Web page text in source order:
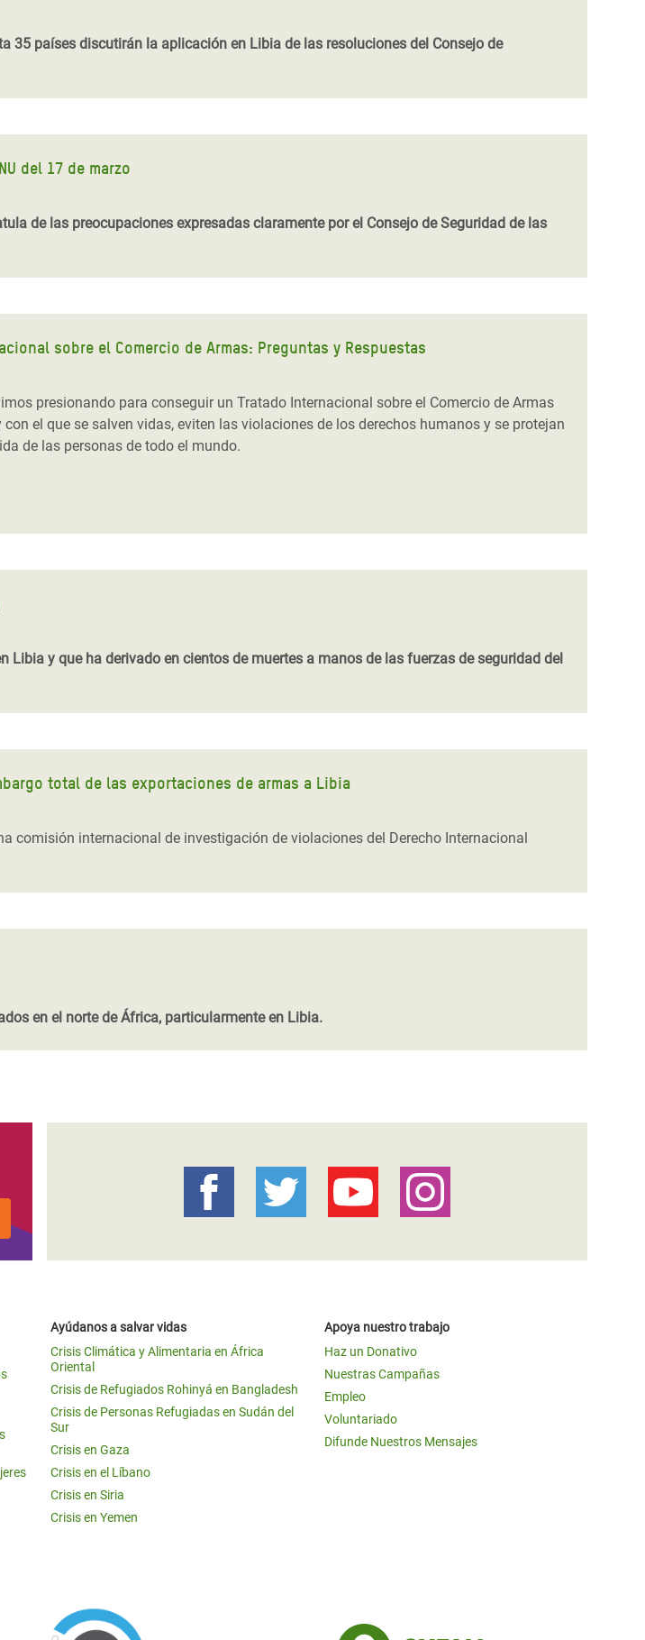
35 países discutirán la aplicación en Libia de las resoluciones del Consejo de
del 17 de marzo
de las preocupaciones expresadas claramente por el Consejo de Seguridad de las
sobre el Comercio de Armas: Preguntas y Respuestas
presionando para conseguir un Tratado Internacional sobre el Comercio de Armas
el que se salven vidas, eviten las violaciones de los derechos humanos y se protejan
de las personas de todo el mundo.
y que ha derivado en cientos de muertes a manos de las fuerzas de seguridad del
total de las exportaciones de armas a Libia
comisión internacional de investigación de violaciones del Derecho Internacional
en el norte de África, particularmente en Libia.
Ayúdanos a salvar vidas
Crisis Climática y Alimentaria en África
Oriental
Crisis de Refugiados Rohinyá en Bangladesh
Crisis de Personas Refugiadas en Sudán del
Sur
Crisis en Gaza
Crisis en el Líbano
Crisis en Siria
Crisis en Yemen
Apoya nuestro trabajo
Haz un Donativo
Nuestras Campañas
Empleo
Voluntariado
Difunde Nuestros Mensajes